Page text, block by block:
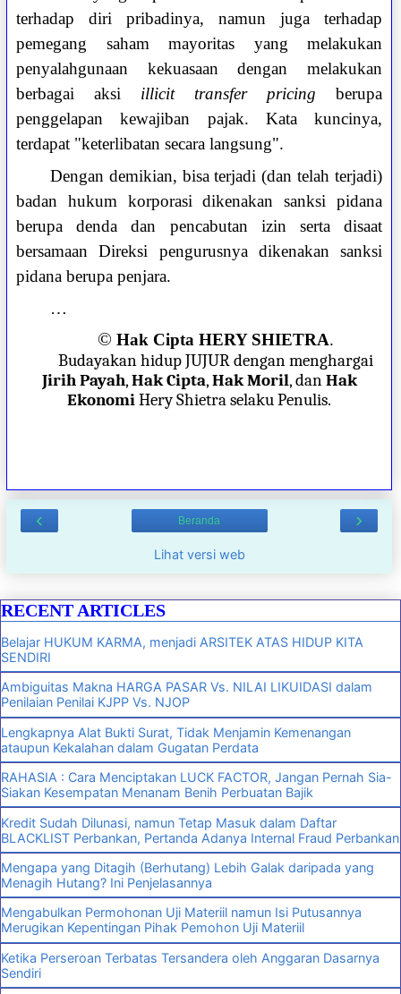
terhadap diri pribadinya, namun juga terhadap
pemegang saham mayoritas yang melakukan
penyalahgunaan kekuasaan dengan melakukan
berbagai aksi illicit transfer pricing berupa
penggelapan kewajiban pajak. Kata kuncinya,
terdapat "keterlibatan secara langsung".
Dengan demikian, bisa terjadi (dan telah terjadi)
badan hukum korporasi dikenakan sanksi pidana
berupa denda dan pencabutan izin serta disaat
bersamaan Direksi pengurusnya dikenakan sanksi
pidana berupa penjara.
…
©Hak Cipta HERY SHIETRA.
Budayakan hidup JUJUR dengan menghargai
Jirih Payah,Hak Cipta,Hak Moril, danHak
EkonomiHery Shietra selaku Penulis.
‹ ›
Beranda
Lihat versi web
RECENT ARTICLES
Belajar HUKUM KARMA, menjadi ARSITEK ATAS HIDUP KITA
SENDIRI
Ambiguitas Makna HARGA PASAR Vs. NILAI LIKUIDASI dalam
Penilaian Penilai KJPP Vs. NJOP
Lengkapnya Alat Bukti Surat, Tidak Menjamin Kemenangan
ataupun Kekalahan dalam Gugatan Perdata
RAHASIA : Cara Menciptakan LUCK FACTOR, Jangan Pernah Sia-
Siakan Kesempatan Menanam Benih Perbuatan Bajik
Kredit Sudah Dilunasi, namun Tetap Masuk dalam Daftar
BLACKLIST Perbankan, Pertanda Adanya Internal Fraud Perbankan
Mengapa yang Ditagih (Berhutang) Lebih Galak daripada yang
Menagih Hutang? Ini Penjelasannya
Mengabulkan Permohonan Uji Materiil namun Isi Putusannya
Merugikan Kepentingan Pihak Pemohon Uji Materiil
Ketika Perseroan Terbatas Tersandera oleh Anggaran Dasarnya
Sendiri